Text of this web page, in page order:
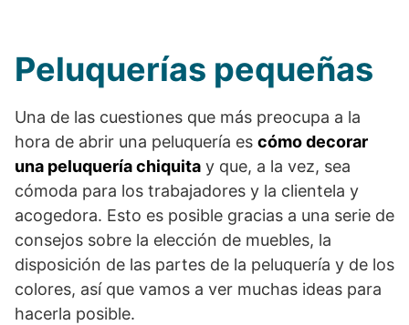
Peluquerías pequeñas
Una de las cuestiones que más preocupa a la
hora de abrir una peluquería es cómo decorar
una peluquería chiquita y que, a la vez, sea
cómoda para los trabajadores y la clientela y
acogedora. Esto es posible gracias a una serie de
consejos sobre la elección de muebles, la
disposición de las partes de la peluquería y de los
colores, así que vamos a ver muchas ideas para
hacerla posible.